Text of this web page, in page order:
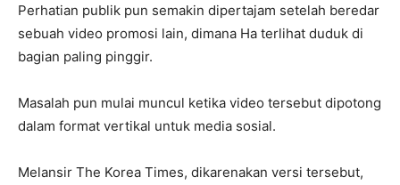
Perhatian publik pun semakin dipertajam setelah beredar
sebuah video promosi lain, dimana Ha terlihat duduk di
bagian paling pinggir.
Masalah pun mulai muncul ketika video tersebut dipotong
dalam format vertikal untuk media sosial.
Melansir The Korea Times, dikarenakan versi tersebut,